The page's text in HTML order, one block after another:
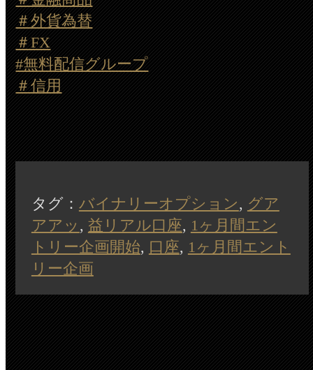
＃外貨為替
＃FX
#無料配信グループ
＃信用
タグ： バイナリーオプション, グア
アアッ , 益リアル口座, 1ヶ月間エン
トリー企画開始, 口座, 1ヶ月間エント
リー企画